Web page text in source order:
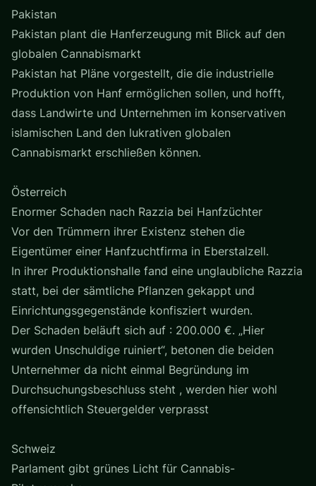
Pakistan
Pakistan plant die Hanferzeugung mit Blick auf den
globalen Cannabismarkt
Pakistan hat Pläne vorgestellt, die die industrielle
Produktion von Hanf ermöglichen sollen, und hofft,
dass Landwirte und Unternehmen im konservativen
islamischen Land den lukrativen globalen
Cannabismarkt erschließen können.
Österreich
Enormer Schaden nach Razzia bei Hanfzüchter
Vor den Trümmern ihrer Existenz stehen die
Eigentümer einer Hanfzuchtfirma in Eberstalzell.
In ihrer Produktionshalle fand eine unglaubliche Razzia
statt, bei der sämtliche Pflanzen gekappt und
Einrichtungsgegenstände konfisziert wurden.
Der Schaden beläuft sich auf : 200.000 €. „Hier
wurden Unschuldige ruiniert“, betonen die beiden
Unternehmer da nicht einmal Begründung im
Durchsuchungsbeschluss steht , werden hier wohl
offensichtlich Steuergelder verprasst
Schweiz
Parlament gibt grünes Licht für Cannabis-